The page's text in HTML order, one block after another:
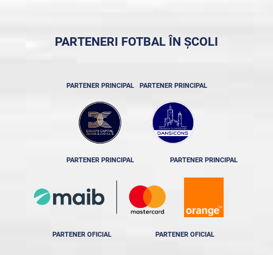
PARTENERI FOTBAL ÎN ȘCOLI
PARTENER PRINCIPAL PARTENER PRINCIPAL
PARTENER PRINCIPAL PARTENER PRINCIPAL
PARTENER OFICIAL PARTENER OFICIAL